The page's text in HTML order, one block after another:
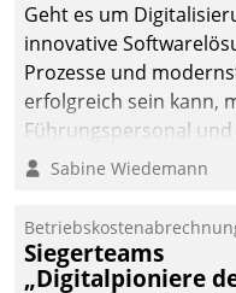
Geht es um
innovative
Prozesse und
erfolgreich sein kann,
Führungspersonal
verändern und
Sabine Wiedemann
Siegerteams
„Digitalpioniere